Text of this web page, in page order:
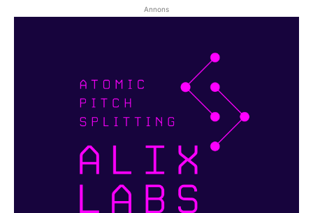
Annons